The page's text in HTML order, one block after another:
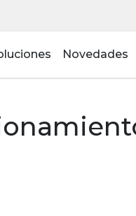
Novedades